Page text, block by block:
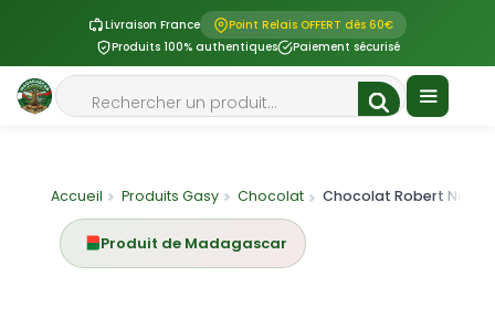
Livraison France
Point Relais OFFERT dès 60€
Produits 100% authentiques
Paiement sécurisé
Aller
au
contenu
Menu
Accueil Produits Gasy Chocolat Chocolat Robert Noir 75%
Produit de Madagascar